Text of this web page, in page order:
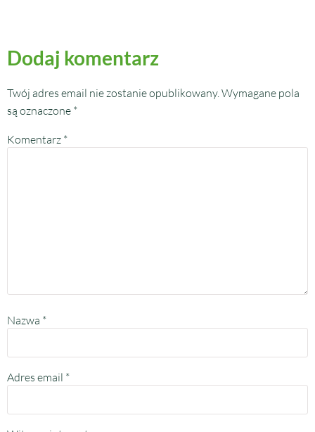
Dodaj komentarz
Twój adres email nie zostanie opublikowany. Wymagane pola
są oznaczone *
Komentarz *
Nazwa *
Adres email *